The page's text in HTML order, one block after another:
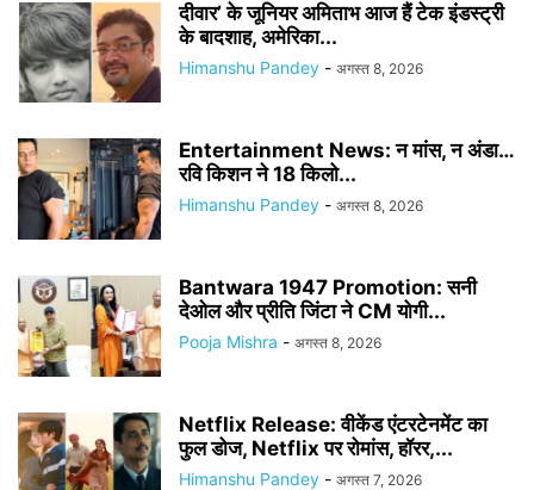
दीवार’ के जूनियर अमिताभ आज हैं टेक इंडस्ट्री
के बादशाह, अमेरिका...
Himanshu Pandey - अगस्त 8, 2026
Entertainment News: न मांस, न अंडा…
रवि किशन ने 18 किलो...
Himanshu Pandey - अगस्त 8, 2026
Bantwara 1947 Promotion: सनी
देओल और प्रीति जिंटा ने CM योगी...
Pooja Mishra - अगस्त 8, 2026
Netflix Release: वीकेंड एंटरटेनमेंट का
फुल डोज, Netflix पर रोमांस, हॉरर,...
Himanshu Pandey - अगस्त 7, 2026